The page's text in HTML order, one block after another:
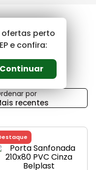
ofertas perto
e confira:
Continuar
por
recentes